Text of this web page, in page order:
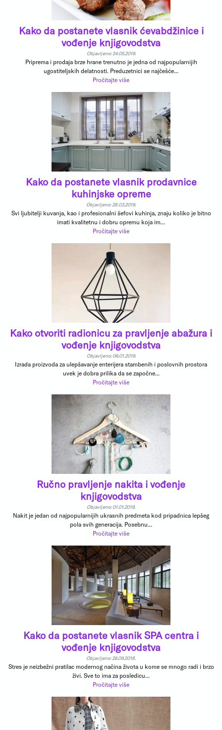
Kako da postanete vlasnik ćevabdžinice i
vođenje knjigovodstva
Objavljeno: 24.05.2019.
Priprema i prodaja brze hrane trenutno je jedna od najpopularnijih
ugostiteljskih delatnosti. Preduzetnici se najčešće...
Pročitajte više
Kako da postanete vlasnik prodavnice
kuhinjske opreme
Objavljeno: 28.03.2019.
Svi ljubitelji kuvanja, kao i profesionalni šefovi kuhinja, znaju koliko je bitno
imati kvalitetnu i dobru opremu koja im...
Pročitajte više
Kako otvoriti radionicu za pravljenje abažura i
vođenje knjigovodstva
Objavljeno: 06.01.2019.
Izrada proizvoda za ulepšavanje enterijera stambenih i poslovnih prostora
uvek je dobra prilika da se započne...
Pročitajte više
Ručno pravljenje nakita i vođenje
knjigovodstva
Objavljeno: 01.01.2019.
Nakit je jedan od najpopularnijih ukrasnih predmeta kod pripadnica lepšeg
pola svih generacija. Posebnu...
Pročitajte više
Kako da postanete vlasnik SPA centra i
vođenje knjigovodstva
Objavljeno: 26.09.2018.
Stres je neizbežni pratilac modernog načina života u kome se mnogo radi i brzo
živi. Sve to ima za posledicu...
Pročitajte više